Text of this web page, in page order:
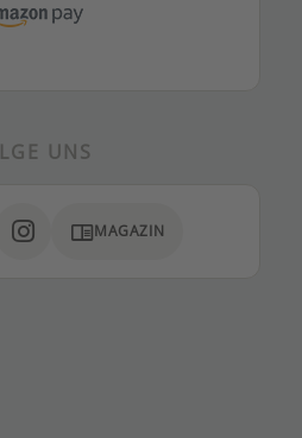
UNS
chrome_reader_modeMAGAZIN